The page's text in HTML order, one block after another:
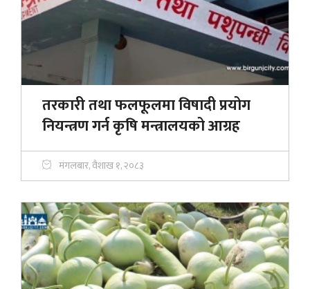
तरकारी तथा फलफूलमा विषादी प्रयोग
नियन्त्रण गर्न कृषि मन्त्रालयको आग्रह
मंगलबार, वैशाख १, २०८३